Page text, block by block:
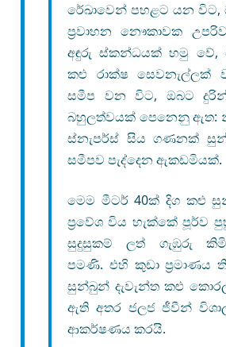
රේඛාවෙන් පහළට යන
ප්‍රවාහන නෞකාවක
අඳුරු ස්කන්ධයක් හමු වේ,
කළු රාක්ෂ සෙවනැල්ලක්
සමීප වන විට, ඔබට
බහුලත්වයක් පෙනෙනු ඇත:
ස්නැපර්ස් සිය ගණනක්
සමීපව පැද්දෙන ඇකඩමියක්.
මෙම මීටර් 40ක් දිග කළු
ප්‍රවේශ විය හැක්කේ පූර්ව
සුදුසුකම් ලත් ගැඹුරු
පමණි. එහි කුඩා ප්‍රමාණය
සුන්බුන් දැවැන්ත කළු
ඇති අතර ජලජ ජීවීන්
ආකර්ෂණය කරයි.